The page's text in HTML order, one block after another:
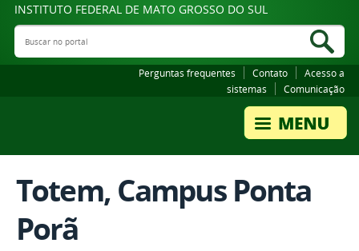
Canais
INSTITUTO FEDERAL DE MATO GROSSO DO SUL
Buscar no portal
Perguntas frequentes Contato
Acesso a
sistemas
Comunicação
Totem, Campus Ponta
Porã